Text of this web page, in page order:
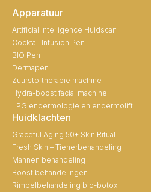
Apparatuur
Artificial Intelligence Huidscan
Cocktail Infusion Pen
BIO Pen
Dermapen
Zuurstoftherapie machine
Hydra-boost facial machine
LPG endermologie en endermolift
Huidklachten
Graceful Aging 50+ Skin Ritual
Fresh Skin – Tienerbehandeling
Mannen behandeling
Boost behandelingen
Rimpelbehandeling bio-botox